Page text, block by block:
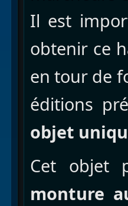
Il est
obtenir ce
en tour de
éditions
objet
Cet objet
monture